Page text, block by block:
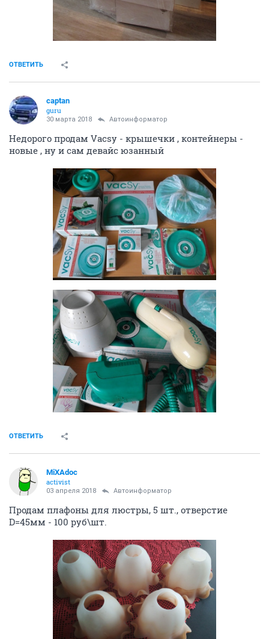
ОТВЕТИТЬ
captan
guru
30 марта 2018 Автоинформатор
Недорого продам Vacsy - крышечки , контейнеры -
новые , ну и сам девайс юзанный
ОТВЕТИТЬ
MiXAdoc
activist
03 апреля 2018 Автоинформатор
Продам плафоны для люстры, 5 шт., отверстие
D=45мм - 100 руб\шт.